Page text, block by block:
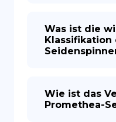
Was ist die
Klassifikation
Wie ist das
Promethea-